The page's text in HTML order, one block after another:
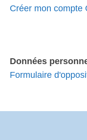
Créer mon compte
Données
Formulaire